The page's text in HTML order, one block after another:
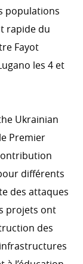
populations
rapide du
Fayot
les 4 et
Ukrainian
Premier
différents
des attaques
projets ont
des